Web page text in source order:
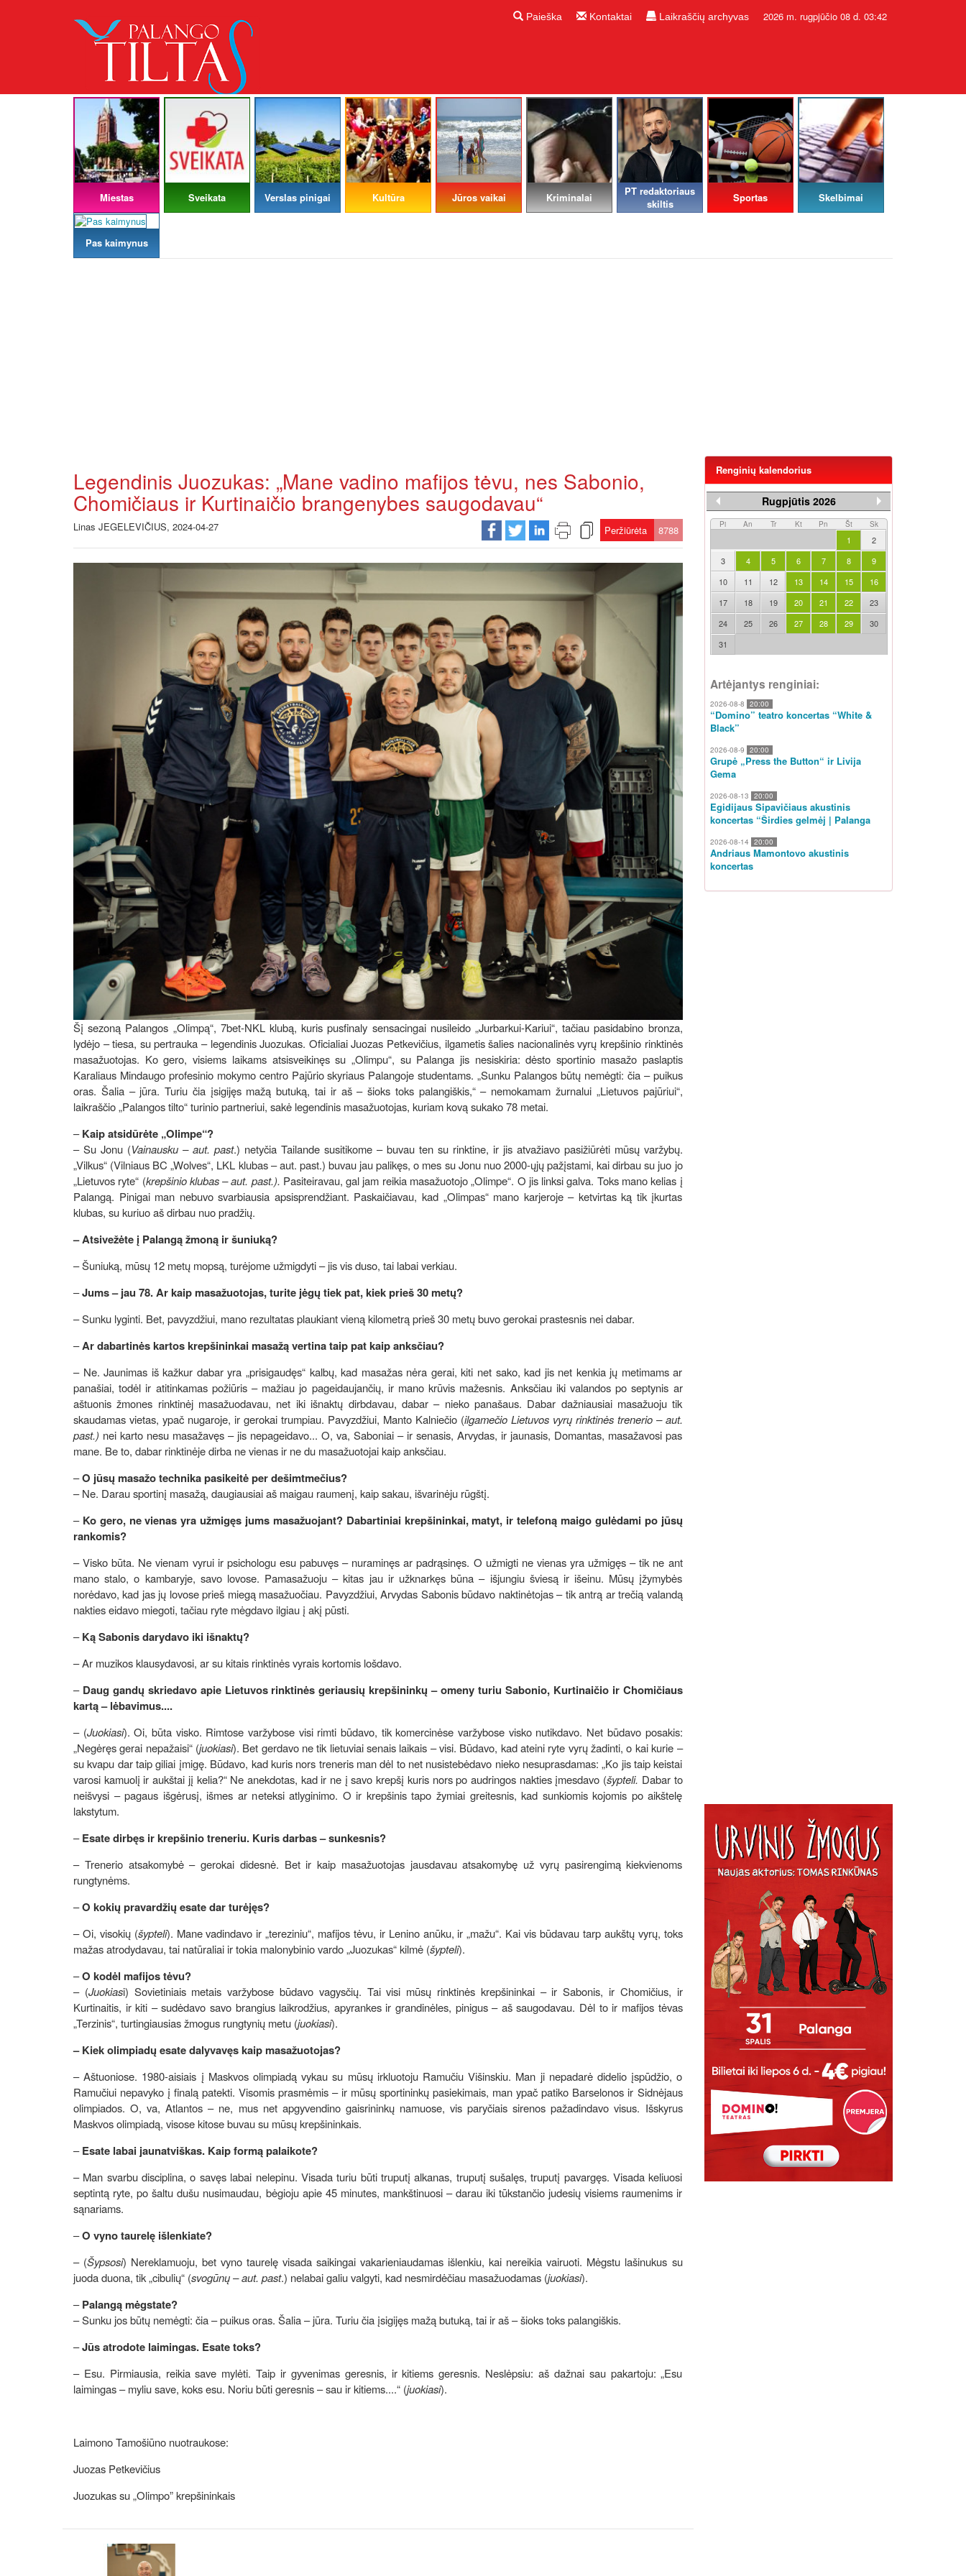
Paieška Kontaktai Laikraščių archyvas 2026 m. rugpjūčio 08 d. 03:42
Miestas Sveikata Verslas pinigai Kultūra Jūros vaikai Kriminalai
PT redaktoriaus
skiltis
Sportas Skelbimai
Pas kaimynus
Legendinis Juozukas: „Mane vadino mafijos tėvu, nes Sabonio,
Chomičiaus ir Kurtinaičio brangenybes saugodavau“
Linas JEGELEVIČIUS, 2024-04-27 Peržiūrėta 8788
Šį sezoną Palangos „Olimpą“, 7bet-NKL klubą, kuris pusfinaly sensacingai nusileido „Jurbarkui-Kariui“, tačiau pasidabino bronza,
lydėjo – tiesa, su pertrauka – legendinis Juozukas. Oficialiai Juozas Petkevičius, ilgametis šalies nacionalinės vyrų krepšinio rinktinės
masažuotojas. Ko gero, visiems laikams atsisveikinęs su „Olimpu“, su Palanga jis nesiskiria: dėsto sportinio masažo paslaptis
Karaliaus Mindaugo profesinio mokymo centro Pajūrio skyriaus Palangoje studentams. „Sunku Palangos būtų nemėgti: čia – puikus
oras. Šalia – jūra. Turiu čia įsigijęs mažą butuką, tai ir aš – šioks toks palangiškis,“ – nemokamam žurnalui „Lietuvos pajūriui“,
laikraščio „Palangos tilto“ turinio partneriui, sakė legendinis masažuotojas, kuriam kovą sukako 78 metai.
–Kaip atsidūrėte „Olimpe“?
– Su Jonu (Vainausku – aut. past.) netyčia Tailande susitikome – buvau ten su rinktine, ir jis atvažiavo pasižiūrėti mūsų varžybų.
„Vilkus“ (Vilniaus BC „Wolves“, LKL klubas – aut. past.) buvau jau palikęs, o mes su Jonu nuo 2000-ųjų pažįstami, kai dirbau su juo jo
„Lietuvos ryte“ (krepšinio klubas – aut. past.). Pasiteiravau, gal jam reikia masažuotojo „Olimpe“. O jis linksi galva. Toks mano kelias į
Palangą. Pinigai man nebuvo svarbiausia apsisprendžiant. Paskaičiavau, kad „Olimpas“ mano karjeroje – ketvirtas ką tik įkurtas
klubas, su kuriuo aš dirbau nuo pradžių.
– Atsivežėte į Palangą žmoną ir šuniuką?
– Šuniuką, mūsų 12 metų mopsą, turėjome užmigdyti – jis vis duso, tai labai verkiau.
–Jums – jau 78. Ar kaip masažuotojas, turite jėgų tiek pat, kiek prieš 30 metų?
– Sunku lyginti. Bet, pavyzdžiui, mano rezultatas plaukiant vieną kilometrą prieš 30 metų buvo gerokai prastesnis nei dabar.
–Ar dabartinės kartos krepšininkai masažą vertina taip pat kaip anksčiau?
– Ne. Jaunimas iš kažkur dabar yra „prisigaudęs“ kalbų, kad masažas nėra gerai, kiti net sako, kad jis net kenkia jų metimams ar
panašiai, todėl ir atitinkamas požiūris – mažiau jo pageidaujančių, ir mano krūvis mažesnis. Anksčiau iki valandos po septynis ar
aštuonis žmones rinktinėj masažuodavau, net iki išnaktų dirbdavau, dabar – nieko panašaus. Dabar dažniausiai masažuoju tik
skaudamas vietas, ypač nugaroje, ir gerokai trumpiau. Pavyzdžiui, Manto Kalniečio (ilgamečio Lietuvos vyrų rinktinės trenerio – aut.
past.) nei karto nesu masažavęs – jis nepageidavo... O, va, Saboniai – ir senasis, Arvydas, ir jaunasis, Domantas, masažavosi pas
mane. Be to, dabar rinktinėje dirba ne vienas ir ne du masažuotojai kaip anksčiau.
–O jūsų masažo technika pasikeitė per dešimtmečius?
– Ne. Darau sportinį masažą, daugiausiai aš maigau raumenį, kaip sakau, išvarinėju rūgštį.
– Ko gero, ne vienas yra užmigęs jums masažuojant? Dabartiniai krepšininkai, matyt, ir telefoną maigo gulėdami po jūsų
rankomis?
– Visko būta. Ne vienam vyrui ir psichologu esu pabuvęs – nuraminęs ar padrąsinęs. O užmigti ne vienas yra užmigęs – tik ne ant
mano stalo, o kambaryje, savo lovose. Pamasažuoju – kitas jau ir užknarkęs būna – išjungiu šviesą ir išeinu. Mūsų įžymybės
norėdavo, kad jas jų lovose prieš miegą masažuočiau. Pavyzdžiui, Arvydas Sabonis būdavo naktinėtojas – tik antrą ar trečią valandą
nakties eidavo miegoti, tačiau ryte mėgdavo ilgiau į akį pūsti.
–Ką Sabonis darydavo iki išnaktų?
– Ar muzikos klausydavosi, ar su kitais rinktinės vyrais kortomis lošdavo.
– Daug gandų skriedavo apie Lietuvos rinktinės geriausių krepšininkų – omeny turiu Sabonio, Kurtinaičio ir Chomičiaus
kartą – lėbavimus....
– (Juokiasi). Oi, būta visko. Rimtose varžybose visi rimti būdavo, tik komercinėse varžybose visko nutikdavo. Net būdavo posakis:
„Negėręs gerai nepažaisi“ (juokiasi). Bet gerdavo ne tik lietuviai senais laikais – visi. Būdavo, kad ateini ryte vyrų žadinti, o kai kurie –
su kvapu dar taip giliai įmigę. Būdavo, kad kuris nors treneris man dėl to net nusistebėdavo nieko nesuprasdamas: „Ko jis taip keistai
varosi kamuolį ir aukštai jį kelia?“ Ne anekdotas, kad ir ne į savo krepšį kuris nors po audringos nakties įmesdavo (šypteli. Dabar to
neišvysi – pagaus išgėrusį, išmes ar neteksi atlyginimo. O ir krepšinis tapo žymiai greitesnis, kad sunkiomis kojomis po aikštelę
lakstytum.
–Esate dirbęs ir krepšinio treneriu. Kuris darbas – sunkesnis?
– Trenerio atsakomybė – gerokai didesnė. Bet ir kaip masažuotojas jausdavau atsakomybę už vyrų pasirengimą kiekvienoms
rungtynėms.
–O kokių pravardžių esate dar turėjęs?
– Oi, visokių (šypteli). Mane vadindavo ir „tereziniu“, mafijos tėvu, ir Lenino anūku, ir „mažu“. Kai vis būdavau tarp aukštų vyrų, toks
mažas atrodydavau, tai natūraliai ir tokia malonybinio vardo „Juozukas“ kilmė (šypteli).
–O kodėl mafijos tėvu?
– (Juokiasi) Sovietiniais metais varžybose būdavo vagysčių. Tai visi mūsų rinktinės krepšininkai – ir Sabonis, ir Chomičius, ir
Kurtinaitis, ir kiti – sudėdavo savo brangius laikrodžius, apyrankes ir grandinėles, pinigus – aš saugodavau. Dėl to ir mafijos tėvas
„Terzinis“, turtingiausias žmogus rungtynių metu (juokiasi).
– Kiek olimpiadų esate dalyvavęs kaip masažuotojas?
– Aštuoniose. 1980-aisiais į Maskvos olimpiadą vykau su mūsų irkluotoju Ramučiu Višinskiu. Man ji nepadarė didelio įspūdžio, o
Ramučiui nepavyko į finalą patekti. Visomis prasmėmis – ir mūsų sportininkų pasiekimais, man ypač patiko Barselonos ir Sidnėjaus
olimpiados. O, va, Atlantos – ne, mus net apgyvendino gaisrininkų namuose, vis paryčiais sirenos pažadindavo visus. Išskyrus
Maskvos olimpiadą, visose kitose buvau su mūsų krepšininkais.
–Esate labai jaunatviškas. Kaip formą palaikote?
– Man svarbu disciplina, o savęs labai nelepinu. Visada turiu būti truputį alkanas, truputį sušalęs, truputį pavargęs. Visada keliuosi
septintą ryte, po šaltu dušu nusimaudau, bėgioju apie 45 minutes, mankštinuosi – darau iki tūkstančio judesių visiems raumenims ir
sąnariams.
–O vyno taurelę išlenkiate?
– (Šypsosi) Nereklamuoju, bet vyno taurelę visada saikingai vakarieniaudamas išlenkiu, kai nereikia vairuoti. Mėgstu lašinukus su
juoda duona, tik „cibulių“ (svogūnų – aut. past.) nelabai galiu valgyti, kad nesmirdėčiau masažuodamas (juokiasi).
–Palangą mėgstate?
– Sunku jos būtų nemėgti: čia – puikus oras. Šalia – jūra. Turiu čia įsigijęs mažą butuką, tai ir aš – šioks toks palangiškis.
–Jūs atrodote laimingas. Esate toks?
– Esu. Pirmiausia, reikia save mylėti. Taip ir gyvenimas geresnis, ir kitiems geresnis. Neslėpsiu: aš dažnai sau pakartoju: „Esu
laimingas – myliu save, koks esu. Noriu būti geresnis – sau ir kitiems....“ (juokiasi).
Laimono Tamošiūno nuotraukose:
Juozas Petkevičius
Juozukas su „Olimpo” krepšininkais
Renginių kalendorius
Rugpjūtis 2026
Pi An Tr Kt Pn Št Sk
1
2
3
4 5 6 7 8
9
10
11 12 13 14 15
16
17
18 19 20 21 22
23
24
25 26 27 28 29
30
31
Artėjantys renginiai:
2026-08-8 20:00
“Domino” teatro koncertas “White &
Black”
2026-08-9 20:00
Grupė „Press the Button“ ir Livija
Gema
2026-08-13 20:00
Egidijaus Sipavičiaus akustinis
koncertas “Širdies gelmėj | Palanga
2026-08-14 20:00
Andriaus Mamontovo akustinis
koncertas